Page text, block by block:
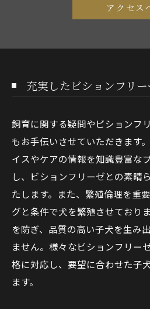
アクセス
充実したビションフリ
飼育に関する疑問やビションフ
もお手伝いさせていただきます
イスやケアの情報を知識豊富な
し、ビションフリーゼとの素晴
たします。また、繁殖倫理を重
グと条件で犬を繁殖させており
を防ぎ、品質の高い子犬を生み
ません。様々なビションフリー
格に対応し、要望に合わせた子
ます。